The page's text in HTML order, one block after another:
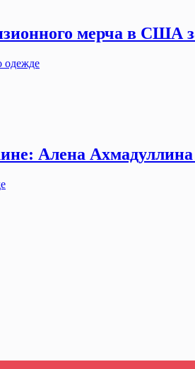
мерча в США
одежде
Алена Ахмадуллина